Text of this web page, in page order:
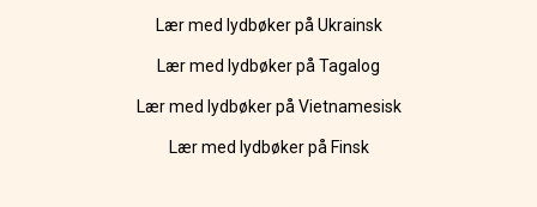
Lær med lydbøker på Ukrainsk
Lær med lydbøker på Tagalog
Lær med lydbøker på Vietnamesisk
Lær med lydbøker på Finsk